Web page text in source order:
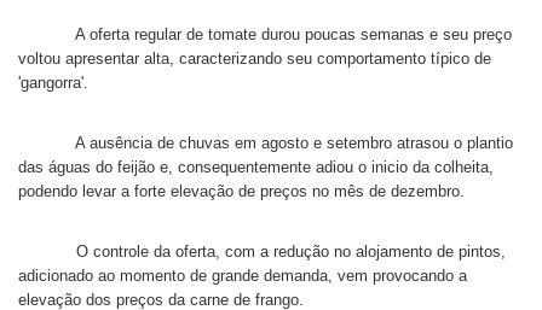
A oferta regular de tomate durou poucas semanas e seu preço
voltou apresentar alta, caracterizando seu comportamento típico de
'gangorra'.
A ausência de chuvas em agosto e setembro atrasou o plantio
das águas do feijão e, consequentemente adiou o inicio da colheita,
podendo levar a forte elevação de preços no mês de dezembro.
O controle da oferta, com a redução no alojamento de pintos,
adicionado ao momento de grande demanda, vem provocando a
elevação dos preços da carne de frango.